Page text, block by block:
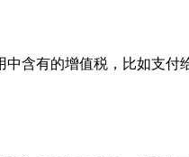
含有的增值税，比如支付